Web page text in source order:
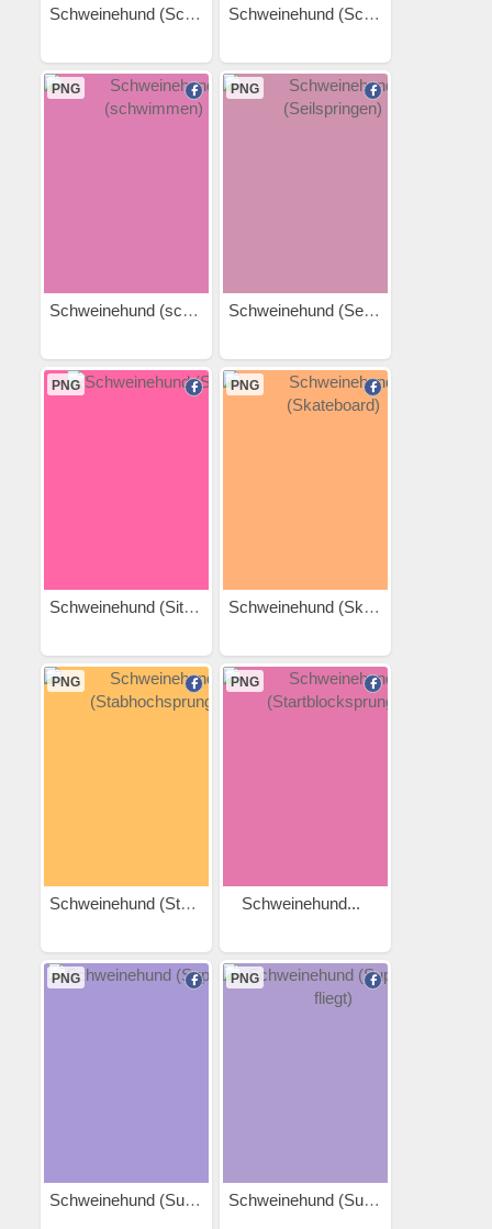
Schweinehund (Schnorcheln) Schweinehund (Schuhe)
PNG
Schweinehund (schwimmen)
PNG
Schweinehund (Seilspringen)
PNG
Schweinehund (Situp)
PNG
Schweinehund (Skateboard)
PNG
Schweinehund (Stabhochsprung)
PNG
Schweinehund...
PNG
Schweinehund (Superheld)
PNG
Schweinehund (Superheld...